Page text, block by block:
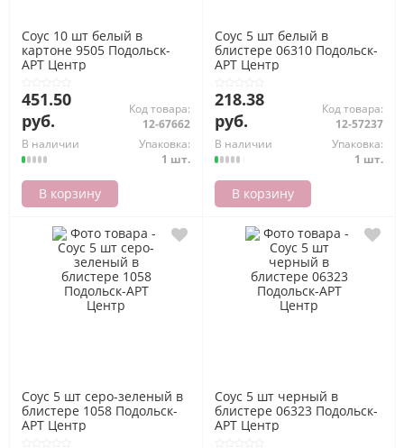
Соус 10 шт белый в
картоне 9505 Подольск-
АРТ Центр
451.50
руб.
Код товара:
12-67662
В наличии
Упаковка:
1 шт.
В корзину
Соус 5 шт белый в
блистере 06310 Подольск-
АРТ Центр
218.38
руб.
Код товара:
12-57237
В наличии
Упаковка:
1 шт.
В корзину
Соус 5 шт серо-зеленый в
блистере 1058 Подольск-
АРТ Центр
Соус 5 шт черный в
блистере 06323 Подольск-
АРТ Центр